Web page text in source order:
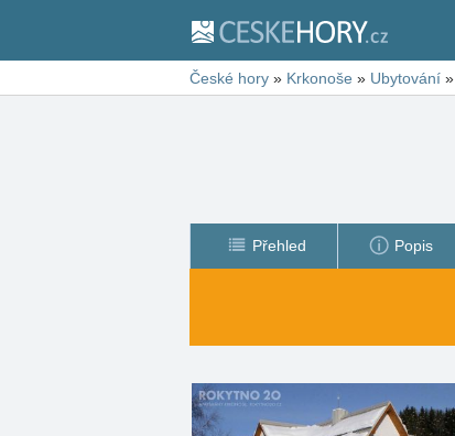
České hory » Krkonoše » Ubytování »
Přehled Popis